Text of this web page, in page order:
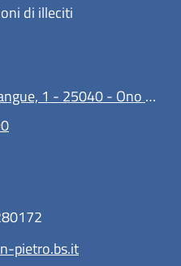
di illeciti
1 - 25040 - Ono San Pietro
pietro.bs.it